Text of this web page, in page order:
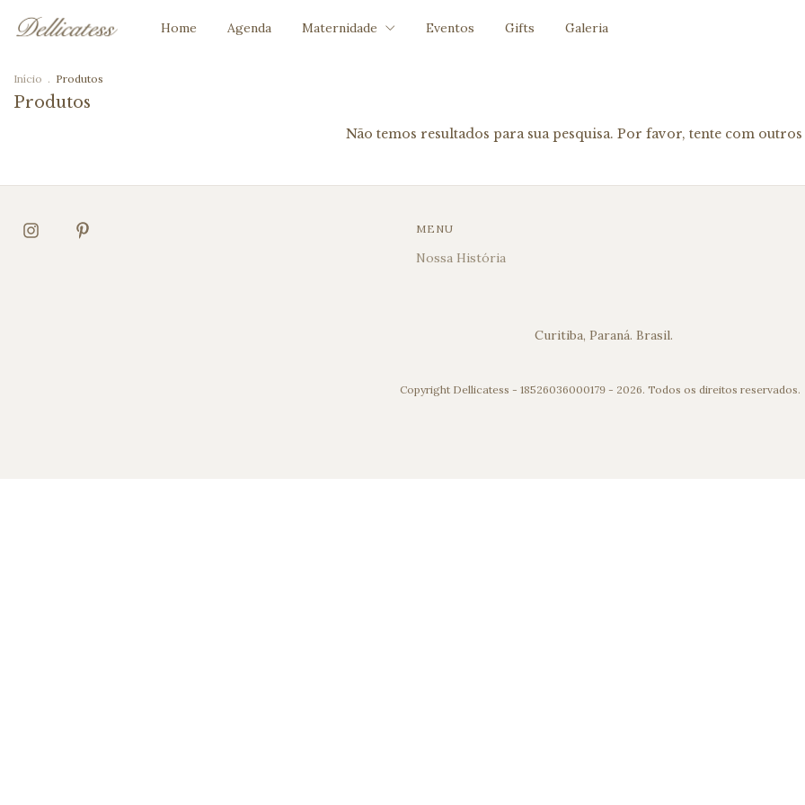
Home Agenda Maternidade Eventos Gifts Galeria
Início . Produtos
Produtos
Não temos resultados para sua pesquisa. Por favor, tente com
MENU
Nossa História
Curitiba, Paraná. Brasil.
Copyright Dellicatess - 18526036000179 - 2026. Todos os direitos reservados.